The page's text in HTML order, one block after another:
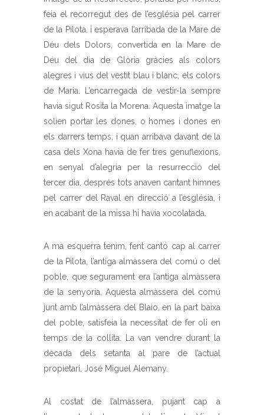
feia el recorregut des de l’església pel carrer
de la Pilota, i esperava l’arribada de la Mare de
Déu dels Dolors, convertida en la Mare de
Déu del dia de Glòria gràcies als colors
alegres i vius del vestit blau i blanc, els colors
de Maria. L’encarregada de vestir-la sempre
havia sigut Rosita la Morena. Aquesta imatge la
solien portar les dones, o homes i dones en
els darrers temps, i quan arribava davant de la
casa dels Xona havia de fer tres genuflexions,
en senyal d’alegria per la resurrecció del
tercer dia, després tots anaven cantant himnes
pel carrer del Raval en direcció a l’església, i
en acabant de la missa hi havia xocolatada.
A mà esquerra tenim, fent cantó cap al carrer
de la Pilota, l’antiga almàssera del comú o del
poble, que segurament era l’antiga almàssera
de la senyoria. Aquesta almàssera del comú
junt amb l’almàssera del Blaio, en la part baixa
del poble, satisfeia la necessitat de fer oli en
temps de la collita. La van vendre durant la
dècada dels setanta al pare de l’actual
propietari, José Miguel Alemany.
Al costat de l’almàssera, pujant cap a